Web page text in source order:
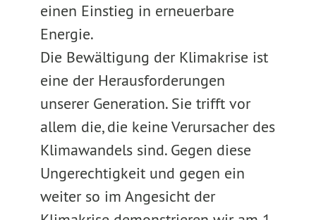
einen Einstieg in erneuerbare
Energie.
Die Bewältigung der Klimakrise ist
eine der Herausforderungen
unserer Generation. Sie trifft vor
allem die, die keine Verursacher des
Klimawandels sind. Gegen diese
Ungerechtigkeit und gegen ein
weiter so im Angesicht der